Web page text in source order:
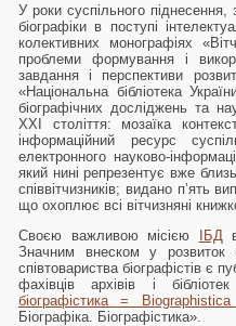
У роки суспільного піднесення,
біографіки в поступі
колективних монографіях
проблеми формування і
завдання і перспективи
«Національна бібліотека
біографічних досліджень та
ХХІ століття: мозаїка
інформаційний ресурс
електронного науково-
який нині репрезентує вже
співвітчизників; видано п’ять
що охоплює всі вітчизняні
Своєю важливою місією
ІБД
Значним внеском у розвиток
співтовариства біографістів є
фахівців архівів і
біографістика =
Біографіка. Біографістика».